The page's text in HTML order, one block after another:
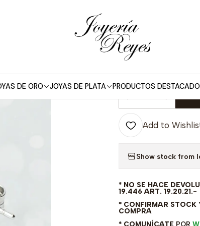
DE ORO JOYAS DE PLATA PRODUCTOS
|
Aros plata
1514 R
Quantity
Add to
Show stock from
* NO SE HACE
19.446 ART. 19.20.21.-
* CONFIRMAR STOCK
COMPRA
* COMUNÍCATE POR